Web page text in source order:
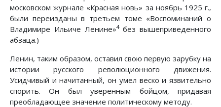
московском журнале «Красная новь» за ноябрь 1925 г.,
были переизданы в третьем томе «Воспоминаний о
Владимире Ильиче Ленине»4без вышеприведенного
абзаца.)
Ленин, таким образом, оставил свою первую зарубку на
истории русского революционного движения.
Усидчивый и начитанный, он умел веско и язвительно
спорить. Он был уверенным бойцом, придавая
преобладающее значение политическому методу.